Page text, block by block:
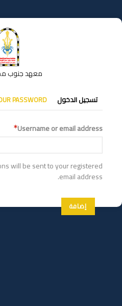
إلى
المحتوى
معهد جنوب
التبويبات
الأساسية
تسجيل الدخول PASSWORD
Username or email address
will be sent to your registered
email address.